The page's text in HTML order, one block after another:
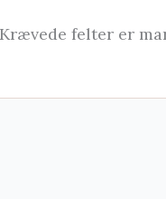
Krævede felter er